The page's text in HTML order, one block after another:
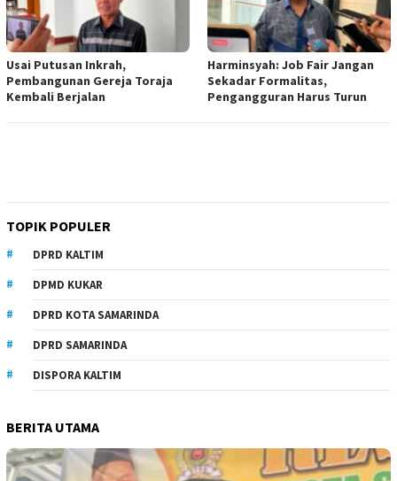
Usai Putusan Inkrah,
Pembangunan Gereja Toraja
Kembali Berjalan
Harminsyah: Job Fair Jangan
Sekadar Formalitas,
Pengangguran Harus Turun
TOPIK POPULER
DPRD KALTIM
DPMD KUKAR
DPRD KOTA SAMARINDA
DPRD SAMARINDA
DISPORA KALTIM
BERITA UTAMA